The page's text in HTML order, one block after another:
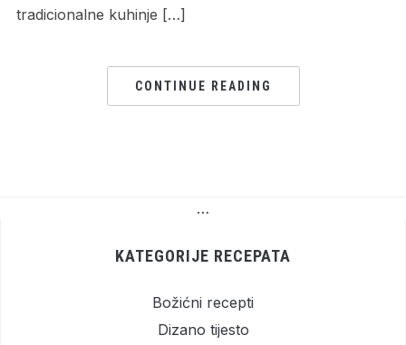
tradicionalne kuhinje […]
CONTINUE READING
…
KATEGORIJE RECEPATA
Božićni recepti
Dizano tijesto